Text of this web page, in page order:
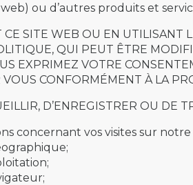
ou d’autres produits et
CE SITE WEB OU EN UTILISANT
QUI PEUT ÊTRE
EXPRIMEZ VOTRE
VOUS CONFORMÉMENT À LA
D’ENREGISTRER OU DE
concernant vos visites sur